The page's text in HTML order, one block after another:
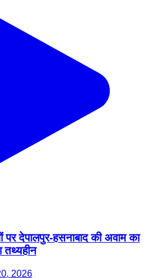
पर देपालपुर-हसनाबाद की अवाम का
तथ्यहीन
2026